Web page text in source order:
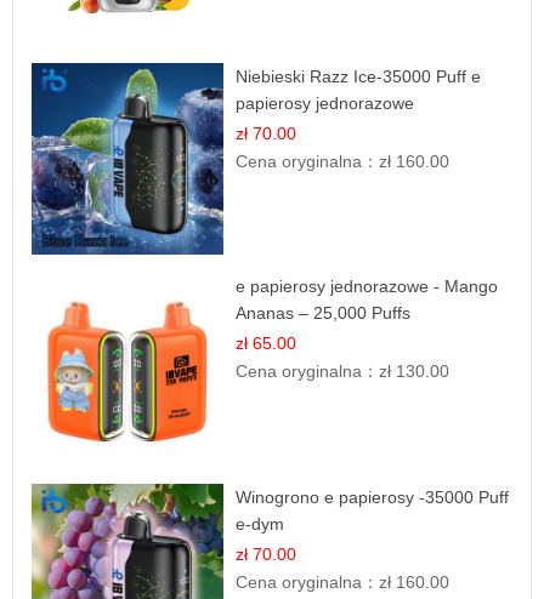
Niebieski Razz Ice-35000 Puff e
papierosy jednorazowe
zł 70.00
Cena oryginalna：zł 160.00
e papierosy jednorazowe - Mango
Ananas – 25,000 Puffs
zł 65.00
Cena oryginalna：zł 130.00
Winogrono e papierosy -35000 Puff
e-dym
zł 70.00
Cena oryginalna：zł 160.00